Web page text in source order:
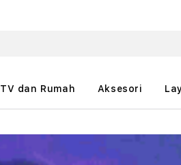
TV dan Rumah Aksesori